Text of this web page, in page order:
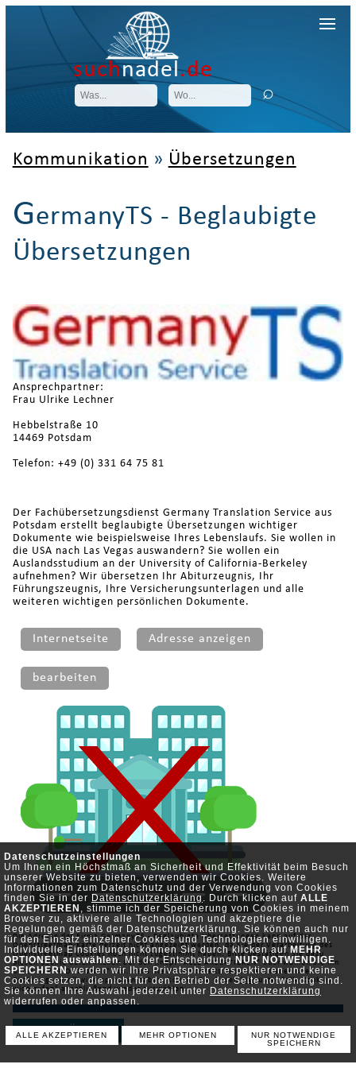
Datenschutzeinstellungen
Um Ihnen ein Höchstmaß an Sicherheit und Effektivität beim Besuch
unserer Website zu bieten, verwenden wir Cookies. Weitere
Informationen zum Datenschutz und der Verwendung von Cookies
finden Sie in der Datenschutzerklärung. Durch klicken auf ALLE
AKZEPTIEREN , stimme ich der Speicherung von Cookies in meinem
Browser zu, aktiviere alle Technologien und akzeptiere die
Regelungen gemäß der Datenschutzerklärung. Sie können auch nur
für den Einsatz einzelner Cookies und Technologien einwilligen.
Individuelle Einstellungen können Sie durch klicken aufMEHR
OPTIONEN auswählen. Mit der EntscheidungNUR NOTWENDIGE
SPEICHERNwerden wir Ihre Privatsphäre respektieren und keine
Cookies setzen, die nicht für den Betrieb der Seite notwendig sind.
Sie können Ihre Auswahl jederzeit unter Datenschutzerklärung
widerrufen oder anpassen.
ALLE AKZEPTIEREN MEHR OPTIONEN
NUR NOTWENDIGE
SPEICHERN
suchnadel.de
Kommunikation » Übersetzungen
GermanyTS - Beglaubigte
Übersetzungen
Ansprechpartner:
Frau Ulrike Lechner
Hebbelstraße 10
14469 Potsdam
Telefon: +49 (0) 331 64 75 81
Der Fachübersetzungsdienst Germany Translation Service aus
Potsdam erstellt beglaubigte Übersetzungen wichtiger
Dokumente wie beispielsweise Ihres Lebenslaufs. Sie wollen in
die USA nach Las Vegas auswandern? Sie wollen ein
Auslandsstudium an der University of California-Berkeley
aufnehmen? Wir übersetzen Ihr Abiturzeugnis, Ihr
Führungszeugnis, Ihre Versicherungsunterlagen und alle
weiteren wichtigen persönlichen Dokumente.
Internetseite Adresse anzeigen
bearbeiten
Die Adresse der Firma GermanyTS - Beglaubigte Übersetzungen kann auf der
Openstreetmap-Karte derzeit nicht angezeigt werden, da Sie der Verarbeitung des
Openstreetmap Cookies noch nicht zugestimmt haben. Bitte bestätigen Sie dazu
diesen Cookie durch klicken auf den Knopf "ALLE AKZEPTIEREN" oder wählen Sie ihn
unter "MEHR OPTIONEN" aus. Falls Sie diesen bereits deaktiviert haben oder
Cookies generell widersprochen haben, können Sie diesenhierunter "alle Cookies
widerrufen" anschließend wieder auswählen.
ZURÜCK